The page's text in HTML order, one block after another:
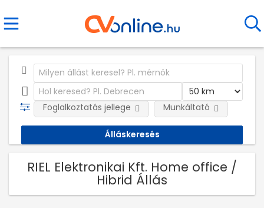
Foglalkoztatás jellege Munkáltató
RIEL Elektronikai Kft. Home office /
Hibrid Állás